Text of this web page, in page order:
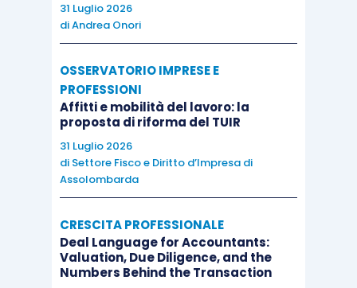
31 Luglio 2026
diAndrea Onori
OSSERVATORIO IMPRESE E
PROFESSIONI
Affitti e mobilità del lavoro: la
proposta di riforma del TUIR
31 Luglio 2026
di Settore Fisco e Diritto d’Impresa di
Assolombarda
CRESCITA PROFESSIONALE
Deal Language for Accountants:
Valuation, Due Diligence, and the
Numbers Behind the Transaction